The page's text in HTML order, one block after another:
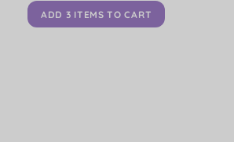
ADD 3 ITEMS TO CART